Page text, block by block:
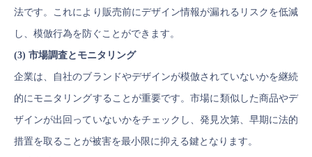
法です。これにより販売前にデザイン情報が漏れるリスクを低減
し、模倣行為を防ぐことができます。
(3) 市場調査とモニタリング
企業は、自社のブランドやデザインが模倣されていないかを継続
的にモニタリングすることが重要です。市場に類似した商品やデ
ザインが出回っていないかをチェックし、発見次第、早期に法的
措置を取ることが被害を最小限に抑える鍵となります。